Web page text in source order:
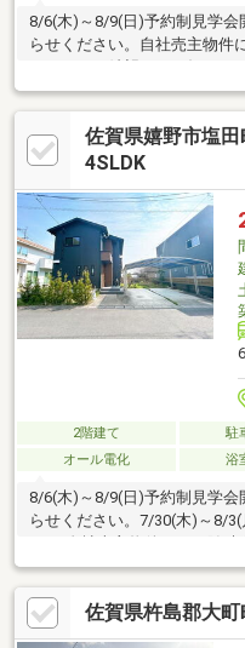
8/6(木)～8/9(日)予約制見学会
らせください。自社売主物件
メールでご希望日をお知らせ
漏り、構造上主要な部分の欠
についてお引渡しより２年間
部塗装、補修●内装工事シス
換、洗面化粧台交換、フロー
置、照明LED交換【おすすめ
後5年間保証。
佐賀県嬉野市塩
4SLDK
2階建て 駐
オール電化
浴
8/6(木)～8/9(日)予約制見学会
らせください。7/30(木)～8/
希望日をお知らせください。
替・壁、窓ガラス補修、ハウ
拡張【おすすめポイント】・
が適用されます。・雨漏り、
佐賀県杵島郡大